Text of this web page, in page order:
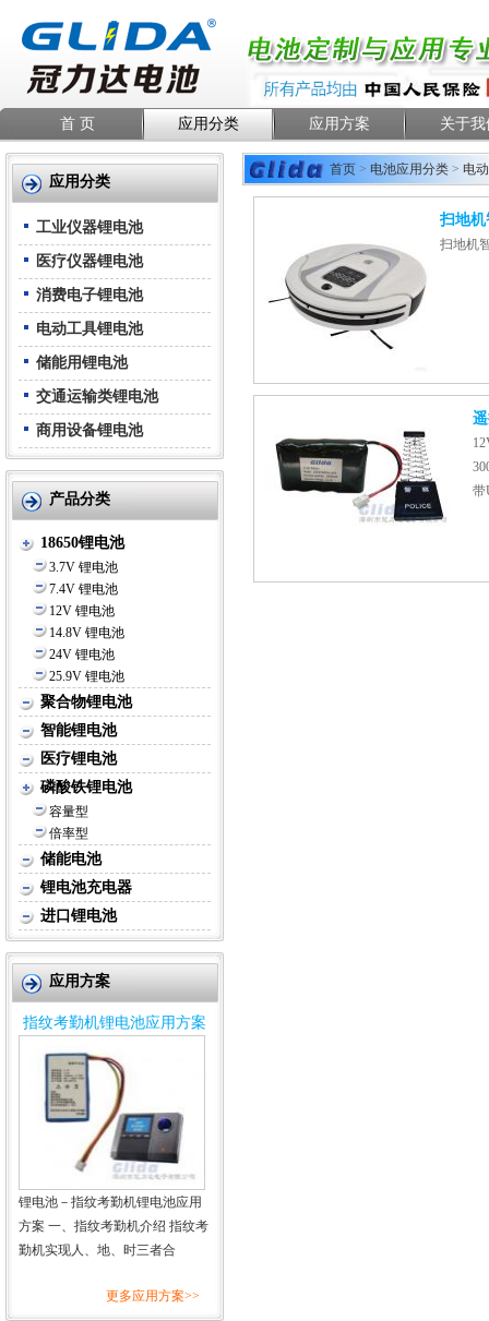
首 页 应用分类 应用方案 关于我
应用分类
工业仪器锂电池
医疗仪器锂电池
消费电子锂电池
电动工具锂电池
储能用锂电池
交通运输类锂电池
商用设备锂电池
产品分类
18650锂电池
3.7V 锂电池
7.4V 锂电池
12V 锂电池
14.8V 锂电池
24V 锂电池
25.9V 锂电池
聚合物锂电池
智能锂电池
医疗锂电池
磷酸铁锂电池
容量型
倍率型
储能电池
锂电池充电器
进口锂电池
应用方案
指纹考勤机锂电池应用方案
锂电池－指纹考勤机锂电池应用
方案 一、指纹考勤机介绍 指纹考
勤机实现人、地、时三者合
更多应用方案>>
首页 > 电池应用分类 > 电
扫地
扫地机
带